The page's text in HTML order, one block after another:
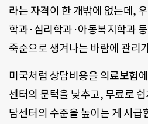
라는 자격이 한 개밖에 없는데,
학과·심리학과·아동복지학과
죽순으로 생겨나는 바람에 관리
미국처럼 상담비용을 의료보험
센터의 문턱을 낮추고, 무료로
담센터의 수준을 높이는 게 시급